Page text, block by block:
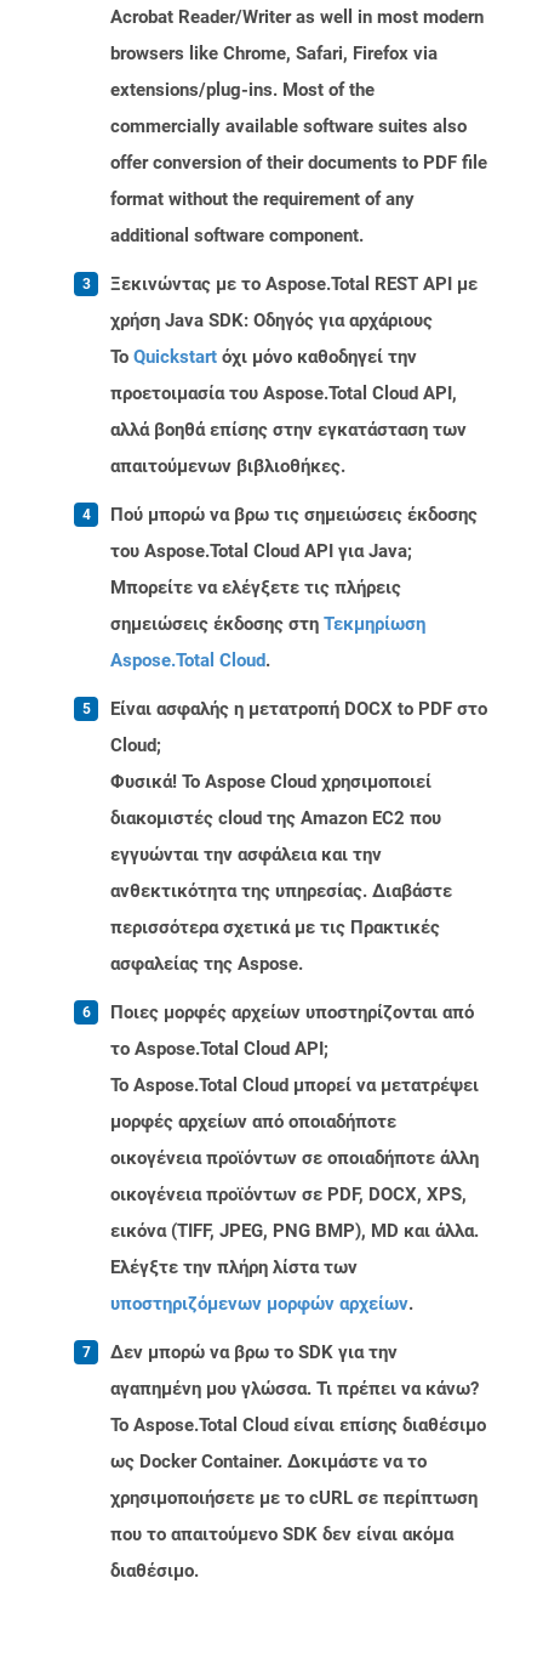
Acrobat Reader/Writer as well in most modern
browsers like Chrome, Safari, Firefox via
extensions/plug-ins. Most of the
commercially available software suites also
offer conversion of their documents to PDF file
format without the requirement of any
additional software component.
Ξεκινώντας με το Aspose.Total REST API με
χρήση Java SDK: Οδηγός για αρχάριους
Το Quickstart όχι μόνο καθοδηγεί την
προετοιμασία του Aspose.Total Cloud API,
αλλά βοηθά επίσης στην εγκατάσταση των
απαιτούμενων βιβλιοθήκες.
Πού μπορώ να βρω τις σημειώσεις έκδοσης
του Aspose.Total Cloud API για Java;
Μπορείτε να ελέγξετε τις πλήρεις
σημειώσεις έκδοσης στη Τεκμηρίωση
Aspose.Total Cloud.
Είναι ασφαλής η μετατροπή DOCX to PDF στο
Cloud;
Φυσικά! Το Aspose Cloud χρησιμοποιεί
διακομιστές cloud της Amazon EC2 που
εγγυώνται την ασφάλεια και την
ανθεκτικότητα της υπηρεσίας. Διαβάστε
περισσότερα σχετικά με τις Πρακτικές
ασφαλείας της Aspose.
Ποιες μορφές αρχείων υποστηρίζονται από
το Aspose.Total Cloud API;
Το Aspose.Total Cloud μπορεί να μετατρέψει
μορφές αρχείων από οποιαδήποτε
οικογένεια προϊόντων σε οποιαδήποτε άλλη
οικογένεια προϊόντων σε PDF, DOCX, XPS,
εικόνα (TIFF, JPEG, PNG BMP), MD και άλλα.
Ελέγξτε την πλήρη λίστα των
υποστηριζόμενων μορφών αρχείων.
Δεν μπορώ να βρω το SDK για την
αγαπημένη μου γλώσσα. Τι πρέπει να κάνω?
Το Aspose.Total Cloud είναι επίσης διαθέσιμο
ως Docker Container. Δοκιμάστε να το
χρησιμοποιήσετε με το cURL σε περίπτωση
που το απαιτούμενο SDK δεν είναι ακόμα
διαθέσιμο.